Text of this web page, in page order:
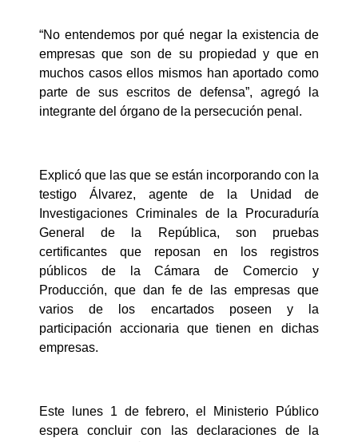
“No entendemos por qué negar la existencia de
empresas que son de su propiedad y que en
muchos casos ellos mismos han aportado como
parte de sus escritos de defensa”, agregó la
integrante del órgano de la persecución penal.
Explicó que las que se están incorporando con la
testigo Álvarez, agente de la Unidad de
Investigaciones Criminales de la Procuraduría
General de la República, son pruebas
certificantes que reposan en los registros
públicos de la Cámara de Comercio y
Producción, que dan fe de las empresas que
varios de los encartados poseen y la
participación accionaria que tienen en dichas
empresas.
Este lunes 1 de febrero, el Ministerio Público
espera concluir con las declaraciones de la